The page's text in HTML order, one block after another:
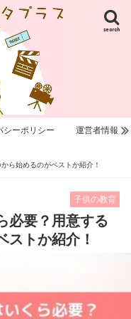
search
シーポリシー 運営者情報
ら始めるのがベストか紹介！
子供の教育
必要？用意する
ストか紹介！